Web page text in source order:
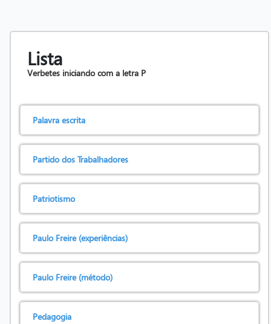
Lista
Verbetes iniciando com a letra P
Palavra escrita
Partido dos Trabalhadores
Patriotismo
Paulo Freire (experiências)
Paulo Freire (método)
Pedagogia